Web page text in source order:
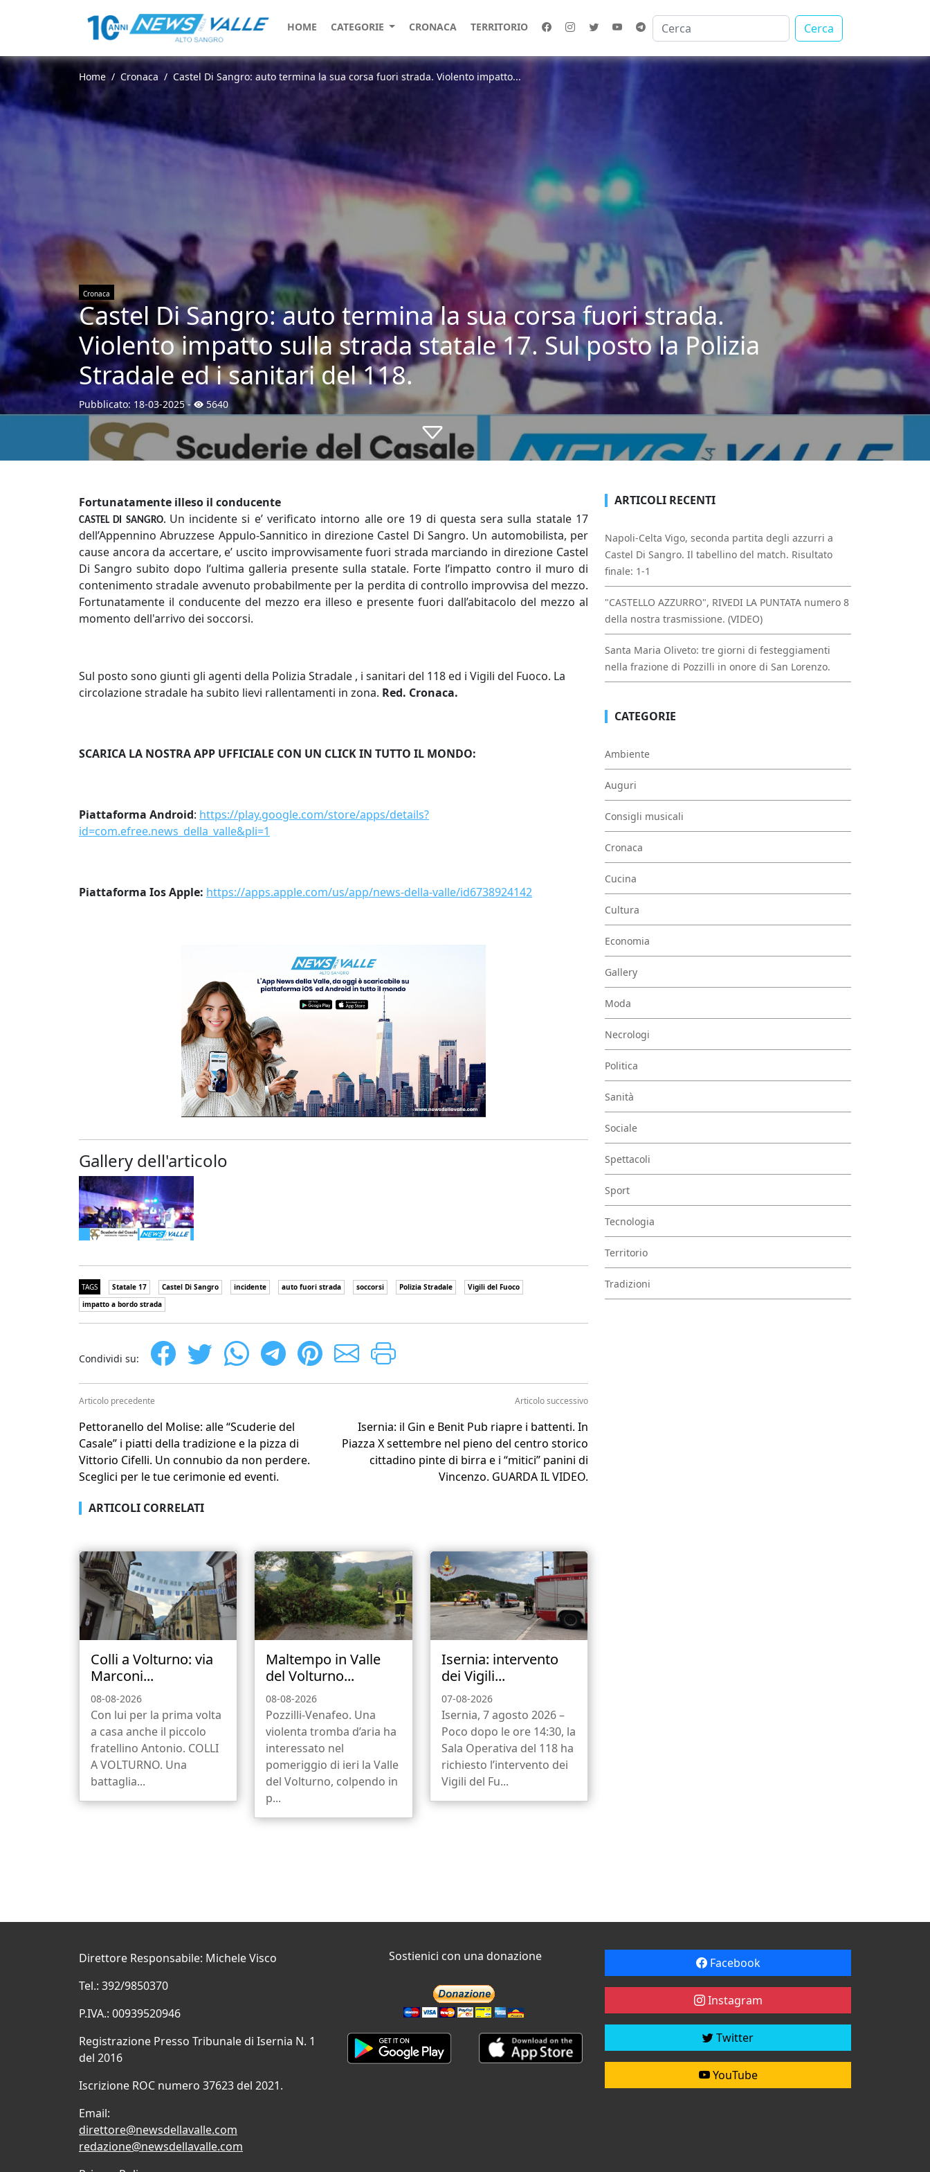
HOME CATEGORIE CRONACA TERRITORIO Cerca
Home Cronaca Castel Di Sangro: auto termina la sua corsa fuori strada. Violento impatto...
Cronaca
Castel Di Sangro: auto termina la sua corsa fuori strada.
Violento impatto sulla strada statale 17. Sul posto la Polizia
Stradale ed i sanitari del 118.
Pubblicato: 18-03-2025- 5640
Fortunatamente illeso il conducente
CASTEL DI SANGRO. Un incidente si e’ verificato intorno alle ore 19 di questa sera sulla statale 17
dell’Appennino Abruzzese Appulo-Sannitico in direzione Castel Di Sangro. Un automobilista, per
cause ancora da accertare, e’ uscito improvvisamente fuori strada marciando in direzione Castel
Di Sangro subito dopo l’ultima galleria presente sulla statale. Forte l’impatto contro il muro di
contenimento stradale avvenuto probabilmente per la perdita di controllo improvvisa del mezzo.
Fortunatamente il conducente del mezzo era illeso e presente fuori dall’abitacolo del mezzo al
momento dell'arrivo dei soccorsi.
Sul posto sono giunti gli agenti della Polizia Stradale , i sanitari del 118 ed i Vigili del Fuoco. La
circolazione stradale ha subito lievi rallentamenti in zona. Red. Cronaca.
SCARICA LA NOSTRA APP UFFICIALE CON UN CLICK IN TUTTO IL MONDO:
Piattaforma Android: https://play.google.com/store/apps/details?
id=com.efree.news_della_valle&pli=1
Piattaforma Ios Apple: https://apps.apple.com/us/app/news-della-valle/id6738924142
Gallery dell'articolo
TAGS Statale 17 Castel Di Sangro incidente auto fuori strada soccorsi Polizia Stradale
Vigili del Fuoco
impatto a bordo strada
Condividi su:
Articolo precedente
Pettoranello del Molise: alle “Scuderie del
Casale” i piatti della tradizione e la pizza di
Vittorio Cifelli. Un connubio da non perdere.
Sceglici per le tue cerimonie ed eventi.
Articolo successivo
Isernia: il Gin e Benit Pub riapre i battenti. In
Piazza X settembre nel pieno del centro storico
cittadino pinte di birra e i “mitici” panini di
Vincenzo. GUARDA IL VIDEO.
ARTICOLI CORRELATI
Colli a Volturno: via
Marconi...
08-08-2026
Con lui per la prima volta
a casa anche il piccolo
fratellino Antonio. COLLI
A VOLTURNO. Una
battaglia...
Maltempo in Valle
del Volturno...
08-08-2026
Pozzilli-Venafeo. Una
violenta tromba d’aria ha
interessato nel
pomeriggio di ieri la Valle
del Volturno, colpendo in
p...
Isernia: intervento
dei Vigili...
07-08-2026
Isernia, 7 agosto 2026 –
Poco dopo le ore 14:30, la
Sala Operativa del 118 ha
richiesto l’intervento dei
Vigili del Fu...
ARTICOLI RECENTI
Napoli-Celta Vigo, seconda partita degli azzurri a
Castel Di Sangro. Il tabellino del match. Risultato
finale: 1-1
"CASTELLO AZZURRO", RIVEDI LA PUNTATA numero 8
della nostra trasmissione. (VIDEO)
Santa Maria Oliveto: tre giorni di festeggiamenti
nella frazione di Pozzilli in onore di San Lorenzo.
CATEGORIE
Ambiente
Auguri
Consigli musicali
Cronaca
Cucina
Cultura
Economia
Gallery
Moda
Necrologi
Politica
Sanità
Sociale
Spettacoli
Sport
Tecnologia
Territorio
Tradizioni
Direttore Responsabile: Michele Visco
Tel.: 392/9850370
P.IVA.: 00939520946
Registrazione Presso Tribunale di Isernia N. 1
del 2016
Iscrizione ROC numero 37623 del 2021.
Email:
direttore@newsdellavalle.com
redazione@newsdellavalle.com
Sostienici con una donazione Facebook
Instagram
Twitter
YouTube